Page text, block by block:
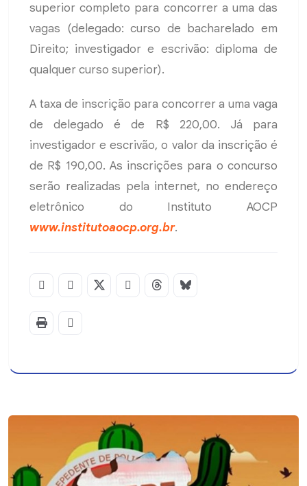
superior completo para concorrer a uma das
vagas (delegado: curso de bacharelado em
Direito; investigador e escrivão: diploma de
qualquer curso superior).
A taxa de inscrição para concorrer a uma vaga
de delegado é de R$ 220,00. Já para
investigador e escrivão, o valor da inscrição é
de R$ 190,00. As inscrições para o concurso
serão realizadas pela internet, no endereço
eletrônico do Instituto AOCP
www.institutoaocp.org.br.